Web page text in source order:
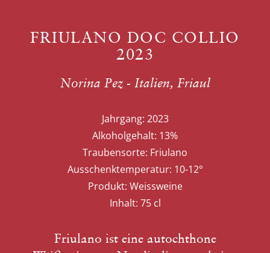
FRIULANO DOC COLLIO
2023
Norina Pez - Italien, Friaul
Jahrgang: 2023
Alkoholgehalt: 13%
Traubensorte: Friulano
Ausschenktemperatur: 10-12°
Produkt: Weissweine
Inhalt: 75 cl
Friulano ist eine autochthone